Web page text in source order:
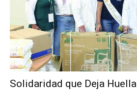
Solidaridad que Deja Huella